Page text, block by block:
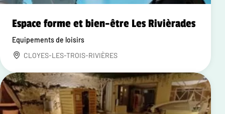
Espace forme et bien-être Les Rivièrades
Equipements de loisirs
CLOYES-LES-TROIS-RIVIÈRES